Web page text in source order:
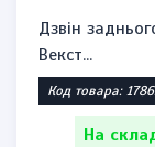
сидіння
Код
На